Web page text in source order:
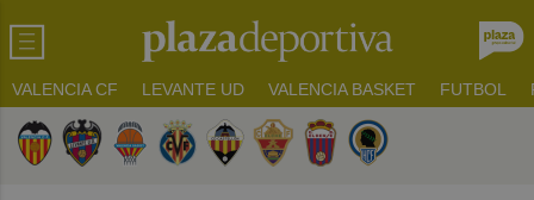
VALENCIA CF LEVANTE UD VALENCIA BASKET FUTBOL